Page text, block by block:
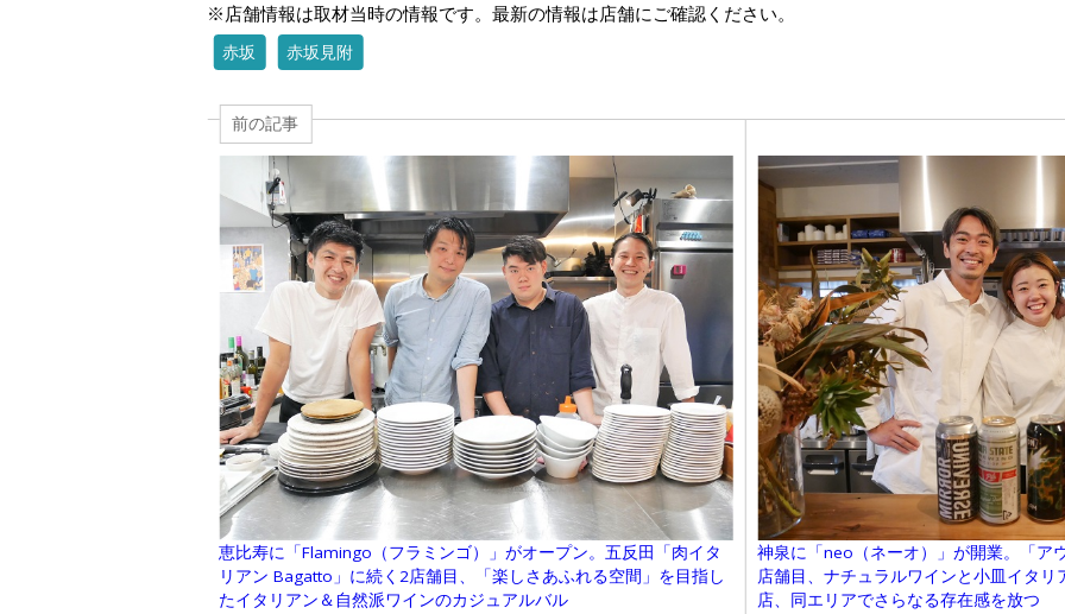
※店舗情報は取材当時の情報です。最新の情報は店舗にご確認ください。
赤坂 赤坂見附
前の記事
恵比寿に「Flamingo（フラミンゴ）」がオープン。五反田「肉イタ
リアン Bagatto」に続く2店舗目、「楽しさあふれる空間」を目指し
たイタリアン＆自然派ワインのカジュアルバル
神泉に「neo（ネーオ）」が開業。「ア
店舗目、ナチュラルワインと小皿イタ
店、同エリアでさらなる存在感を放つ